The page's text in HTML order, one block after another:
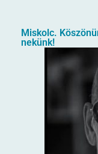
Miskolc.
nekünk!